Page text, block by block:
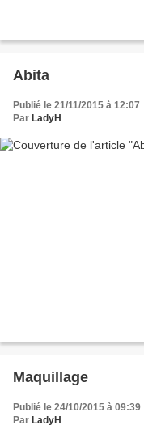
Abita
Publié le 21/11/2015 à 12:07
Par LadyH
Maquillage
Publié le 24/10/2015 à 09:39
Par LadyH